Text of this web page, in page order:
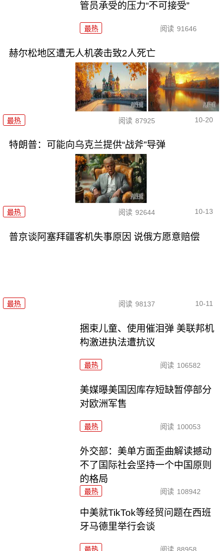
管员承受的压力“不可接受”
最热 阅读 91646
赫尔松地区遭无人机袭击致2人死亡
最热 阅读 87925 10-20
特朗普：可能向乌克兰提供“战斧”导弹
最热 阅读 92644 10-13
普京谈阿塞拜疆客机失事原因 说俄方愿意赔偿
最热 阅读 98137 10-11
捆束儿童、使用催泪弹 美联邦机
构激进执法遭抗议
最热 阅读 106582
美媒曝美国因库存短缺暂停部分
对欧洲军售
最热 阅读 100053
外交部：美单方面歪曲解读撼动
不了国际社会坚持一个中国原则
的格局
最热 阅读 108942
中美就TikTok等经贸问题在西班
牙马德里举行会谈